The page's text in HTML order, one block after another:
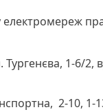
електромереж
Тургенєва, 1-6/2,
2-10, 1-